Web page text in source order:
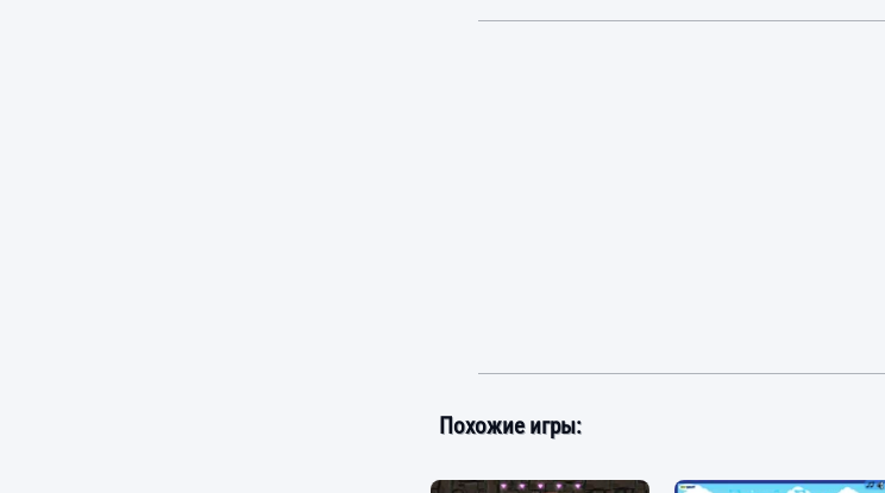
Похожие игры: